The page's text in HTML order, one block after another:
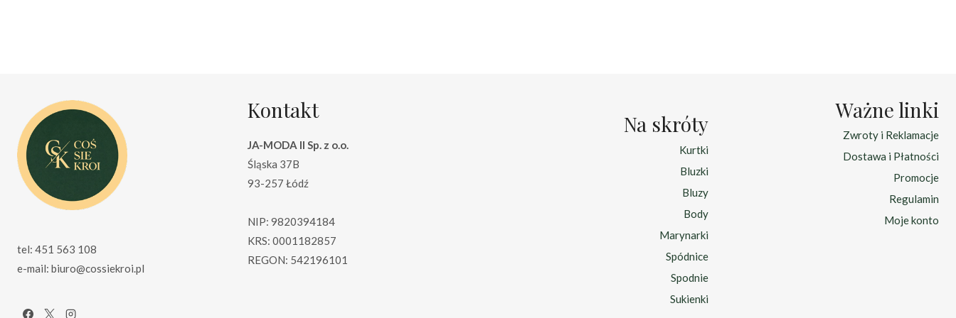
tel: 451 563 108
e-mail: biuro@cossiekroi.pl
Kontakt
JA-MODA II Sp. z o.o.
Śląska 37B
93-257 Łódź
NIP: 9820394184
KRS: 0001182857
REGON: 542196101
Na skróty
Kurtki
Bluzki
Bluzy
Body
Marynarki
Spódnice
Spodnie
Sukienki
Ważne linki
Zwroty i Reklamacje
Dostawa i Płatności
Promocje
Regulamin
Moje konto